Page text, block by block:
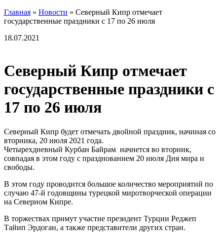
Главная » Новости » Северный Кипр отмечает
государственные праздники с 17 по 26 июля
18.07.2021
Северный Кипр отмечает
государственные праздники с
17 по 26 июля
Северный Кипр будет отмечать двойной праздник, начиная со
вторника, 20 июля 2021 года.
Четырехдневный Курбан Байрам начнется во вторник,
совпадая в этом году с празднованием 20 июля Дня мира и
свободы.
В этом году проводится большое количество мероприятий по
случаю 47-й годовщины турецкой миротворческой операции
на Северном Кипре.
В торжествах примут участие президент Турции Реджеп
Тайип Эрдоган, а также представители других стран.